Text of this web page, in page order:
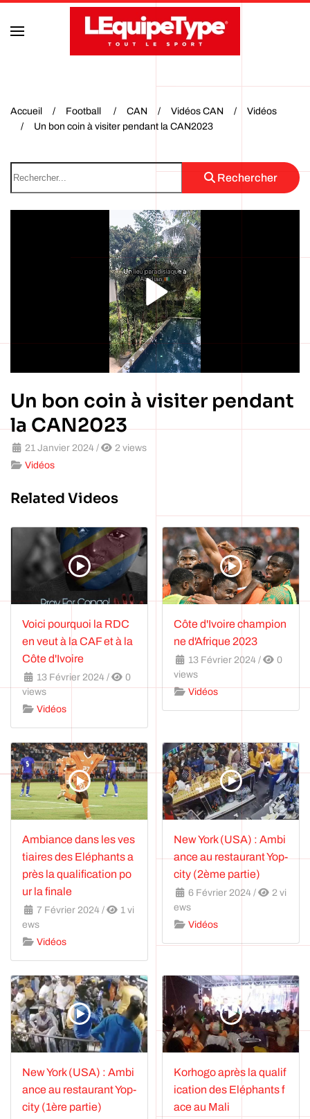
Accéder au contenu principal
Accueil Football CAN Vidéos CAN
Vidéos
Un bon coin à visiter pendant la CAN2023
Rechercher
Un bon coin à visiter pendant
la CAN2023
21 Janvier 2024 /
2 views
Vidéos
Related Videos
Voici pourquoi la RDC
en veut à la CAF et à la
Côte d'Ivoire
13 Février 2024 /
0
views
Vidéos
Côte d'Ivoire champion
ne d'Afrique 2023
13 Février 2024 /
0
views
Vidéos
Ambiance dans les ves
tiaires des Eléphants a
près la qualification po
ur la finale
7 Février 2024 /
1 vi
ews
Vidéos
New York (USA) : Ambi
ance au restaurant Yop-
city (2ème partie)
6 Février 2024 /
2 vi
ews
Vidéos
New York (USA) : Ambi
ance au restaurant Yop-
city (1ère partie)
Korhogo après la qualif
ication des Eléphants f
ace au Mali